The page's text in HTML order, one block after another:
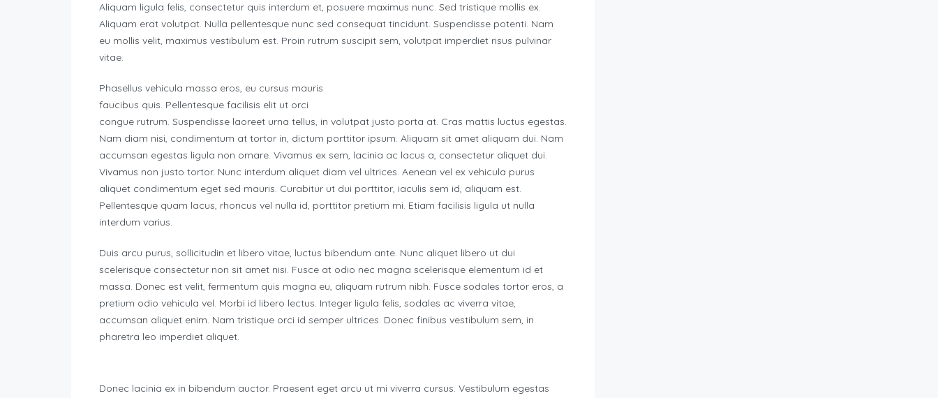
Aliquam ligula felis, consectetur quis interdum et, posuere maximus nunc. Sed tristique mollis ex.
Aliquam erat volutpat. Nulla pellentesque nunc sed consequat tincidunt. Suspendisse potenti. Nam
eu mollis velit, maximus vestibulum est. Proin rutrum suscipit sem, volutpat imperdiet risus pulvinar
vitae.
Phasellus vehicula massa eros, eu cursus mauris
faucibus quis. Pellentesque facilisis elit ut orci
congue rutrum. Suspendisse laoreet urna tellus, in volutpat justo porta at. Cras mattis luctus egestas.
Nam diam nisi, condimentum at tortor in, dictum porttitor ipsum. Aliquam sit amet aliquam dui. Nam
accumsan egestas ligula non ornare. Vivamus ex sem, lacinia ac lacus a, consectetur aliquet dui.
Vivamus non justo tortor. Nunc interdum aliquet diam vel ultrices. Aenean vel ex vehicula purus
aliquet condimentum eget sed mauris. Curabitur ut dui porttitor, iaculis sem id, aliquam est.
Pellentesque quam lacus, rhoncus vel nulla id, porttitor pretium mi. Etiam facilisis ligula ut nulla
interdum varius.
Duis arcu purus, sollicitudin et libero vitae, luctus bibendum ante. Nunc aliquet libero ut dui
scelerisque consectetur non sit amet nisi. Fusce at odio nec magna scelerisque elementum id et
massa. Donec est velit, fermentum quis magna eu, aliquam rutrum nibh. Fusce sodales tortor eros, a
pretium odio vehicula vel. Morbi id libero lectus. Integer ligula felis, sodales ac viverra vitae,
accumsan aliquet enim. Nam tristique orci id semper ultrices. Donec finibus vestibulum sem, in
pharetra leo imperdiet aliquet.
Donec lacinia ex in bibendum auctor. Praesent eget arcu ut mi viverra cursus. Vestibulum egestas